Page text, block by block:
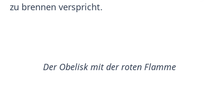
zu brennen verspricht.
Der Obelisk mit der roten Flamme